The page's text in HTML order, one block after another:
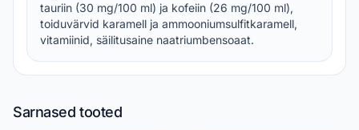
tauriin (30 mg/100 ml) ja kofeiin (26 mg/100 ml),
toiduvärvid karamell ja ammooniumsulfitkaramell,
vitamiinid, säilitusaine naatriumbensoaat.
Sarnased tooted